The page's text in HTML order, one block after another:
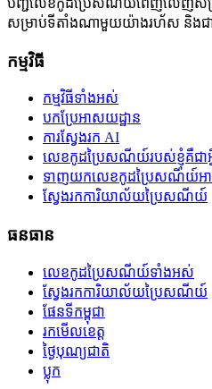
សម្រាប់ទីតាំងណាមួយយ៉ាងរហ័ស និងជ
កម្មវិធី
កម្មវិធីទាំងអស់
បកប្រែអាសយដ្ឋាន
ការស្វែងរក AI
លេខកូដប្រៃសណីយ៍របស់ខ្ញុំគឺជាអ្
ទាញយកលេខកូដប្រៃសណីយ៍អា
ស្វែងរកការិយាល័យប្រៃសណីយ៍
ធនធាន
លេខកូដប្រៃសណីយ៍ទាំងអស់
ស្វែងរកការិយាល័យប្រៃសណីយ៍
ផែនទីកម្ពុជា
រកមើលខេត្ត
ថ្ងៃបុណ្យជាតិ
ប្លុក